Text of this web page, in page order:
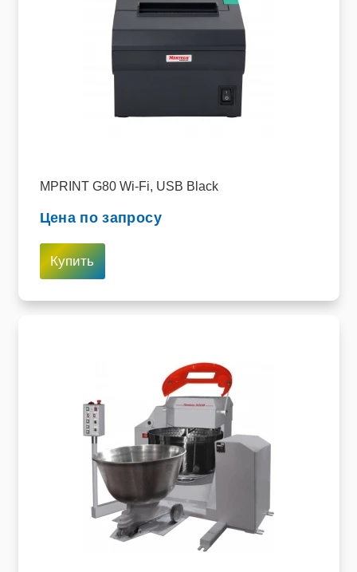
MPRINT G80 Wi-Fi, USB Black
Цена по запросу
Купить